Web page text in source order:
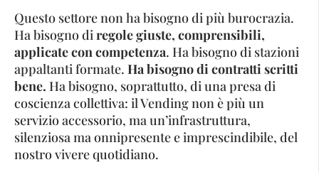
Questo settore non ha bisogno di più burocrazia.
Ha bisogno diregole giuste, comprensibili,
applicate con competenza. Ha bisogno di stazioni
appaltanti formate. Ha bisogno di contratti scritti
bene. Ha bisogno, soprattutto, di una presa di
coscienza collettiva: il Vending non è più un
servizio accessorio, ma un’infrastruttura,
silenziosa ma onnipresente e imprescindibile, del
nostro vivere quotidiano.